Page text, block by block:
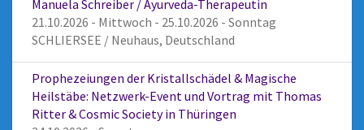
Manuela Schreiber / Ayurveda-Therapeutin
21.10.2026 - Mittwoch - 25.10.2026 - Sonntag
SCHLIERSEE / Neuhaus, Deutschland
Prophezeiungen der Kristallschädel & Magische
Heilstäbe: Netzwerk-Event und Vortrag mit Thomas
Ritter & Cosmic Society in Thüringen